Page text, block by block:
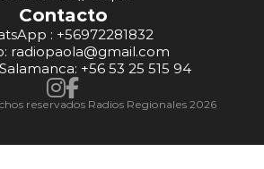
Contacto
: +56972281832
radiopaola@gmail.com
+56 53 25 515 94
reservados Radios Regionales 2026